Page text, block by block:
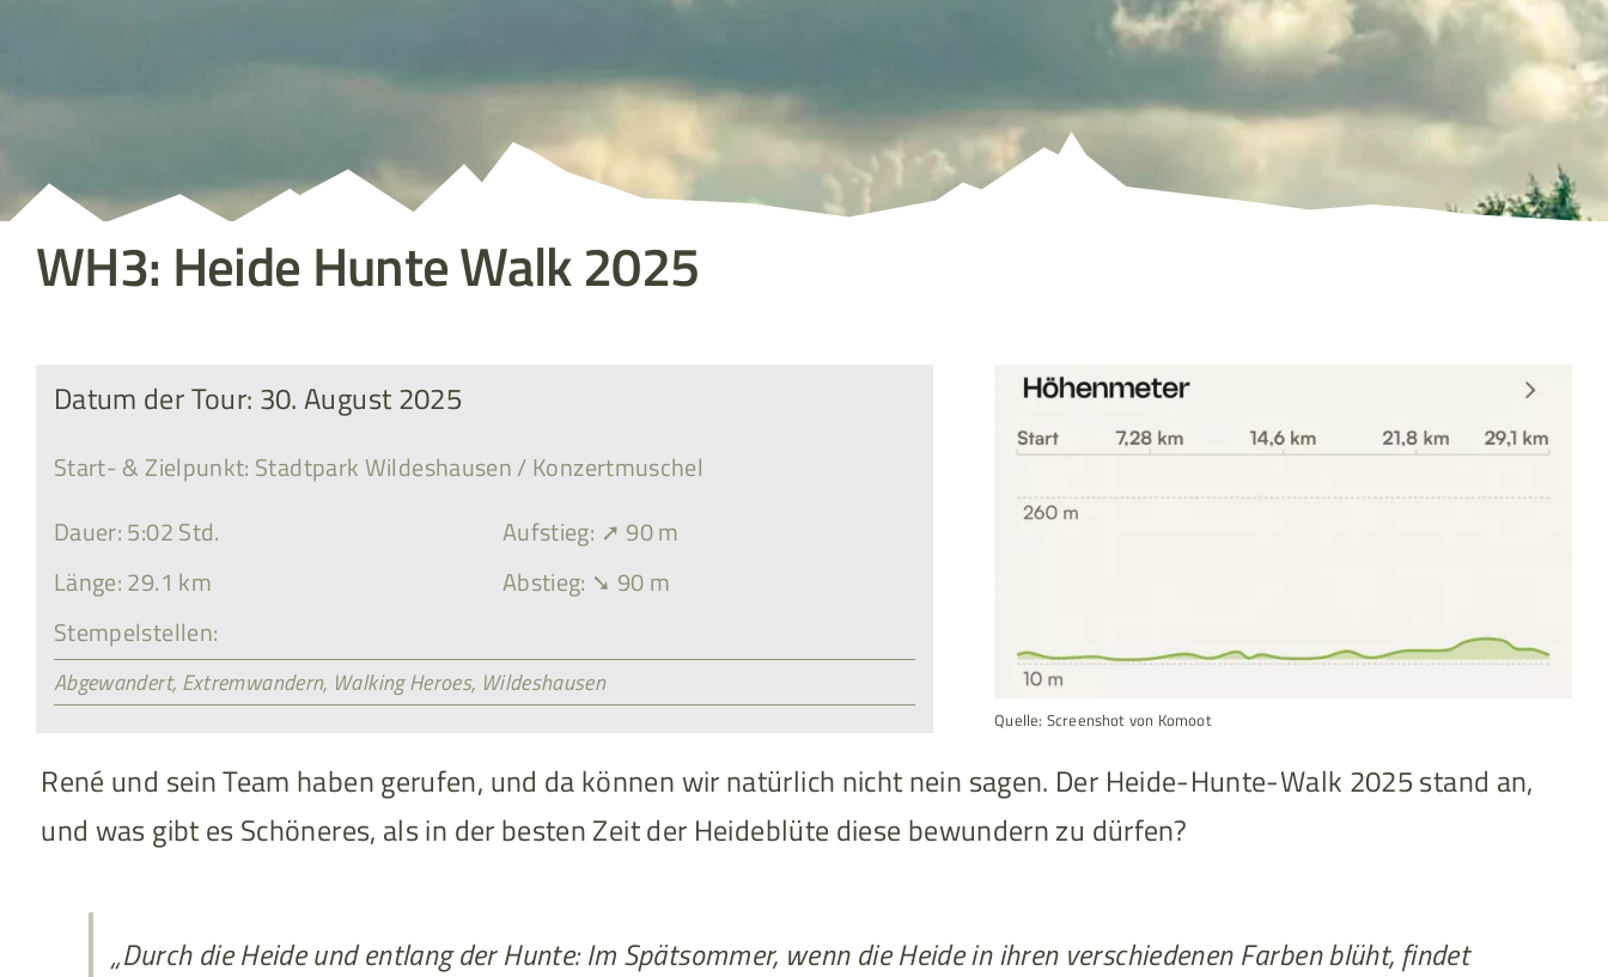
WH3: Heide Hunte Walk 2025
Datum der Tour: 30. August 2025
Start- & Zielpunkt: Stadtpark Wildeshausen / Konzertmuschel
Dauer: 5:02 Std.
Länge: 29.1 km
Aufstieg: ➚ 90 m
Abstieg: ➘ 90 m
Stempelstellen:
Abgewandert, Extremwandern, Walking Heroes, Wildeshausen
Quelle: Screenshot von Komoot
René und sein Team haben gerufen, und da können wir natürlich nicht nein sagen. Der Heide-Hunte-Walk 2025 stand an,
und was gibt es Schöneres, als in der besten Zeit der Heideblüte diese bewundern zu dürfen?
„Durch die Heide und entlang der Hunte: Im Spätsommer, wenn die Heide in ihren verschiedenen Farben blüht, findet